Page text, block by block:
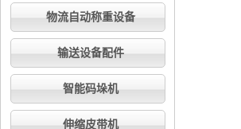
物流自动称重设备
输送设备配件
智能码垛机
伸缩皮带机